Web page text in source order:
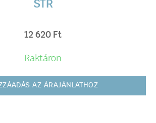
STR
12 620 Ft
Raktáron
AZ ÁRAJÁNLATHOZ